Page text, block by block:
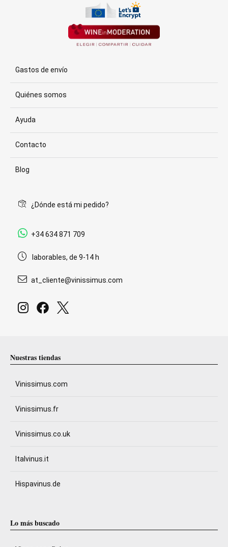
Gastos de envío
Quiénes somos
Ayuda
Contacto
Blog
¿Dónde está mi pedido?
+34 634 871 709
laborables, de 9-14 h
at_cliente@vinissimus.com
Nuestras tiendas
Vinissimus.com
Vinissimus.fr
Vinissimus.co.uk
Italvinus.it
Hispavinus.de
Lo más buscado